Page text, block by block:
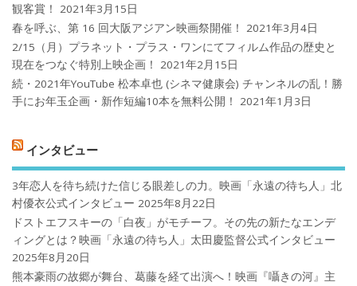
観客賞！
2021年3月15日
春を呼ぶ、第 16 回大阪アジアン映画祭開催！
2021年3月4日
2/15（月）プラネット・プラス・ワンにてフィルム作品の歴史と
現在をつなぐ特別上映企画！
2021年2月15日
続・2021年YouTube 松本卓也 (シネマ健康会) チャンネルの乱！勝
手にお年玉企画・新作短編10本を無料公開！
2021年1月3日
インタビュー
3年恋人を待ち続けた信じる眼差しの力。映画「永遠の待ち人」北
村優衣公式インタビュー 2025年8月22日
ドストエフスキーの「白夜」がモチーフ。その先の新たなエンデ
ィングとは？映画「永遠の待ち人」太田慶監督公式インタビュー
2025年8月20日
熊本豪雨の故郷が舞台、葛藤を経て出演へ！映画『囁きの河』主